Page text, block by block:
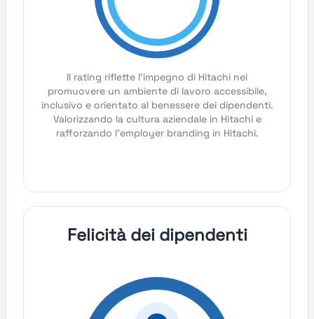
Il rating riflette l'impegno di Hitachi nel
promuovere un ambiente di lavoro accessibile,
inclusivo e orientato al benessere dei dipendenti.
Valorizzando la cultura aziendale in Hitachi e
rafforzando l'employer branding in Hitachi.
Felicità dei dipendenti